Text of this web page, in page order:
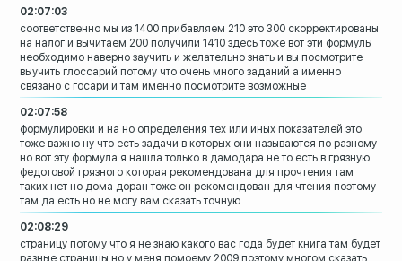
02:07:03
соответственно мы из 1400 прибавляем 210 это 300 скорректированы
на налог и вычитаем 200 получили 1410 здесь тоже вот эти формулы
необходимо наверно заучить и желательно знать и вы посмотрите
выучить глоссарий потому что очень много заданий а именно
связано с госари и там именно посмотрите возможные
02:07:58
формулировки и на но определения тех или иных показателей это
тоже важно ну что есть задачи в которых они называются по разному
но вот эту формула я нашла только в дамодара не то есть в грязную
федотовой грязного которая рекомендована для прочтения там
таких нет но дома доран тоже он рекомендован для чтения поэтому
там да есть но не могу вам сказать точную
02:08:29
страницу потому что я не знаю какого вас года будет книга там будет